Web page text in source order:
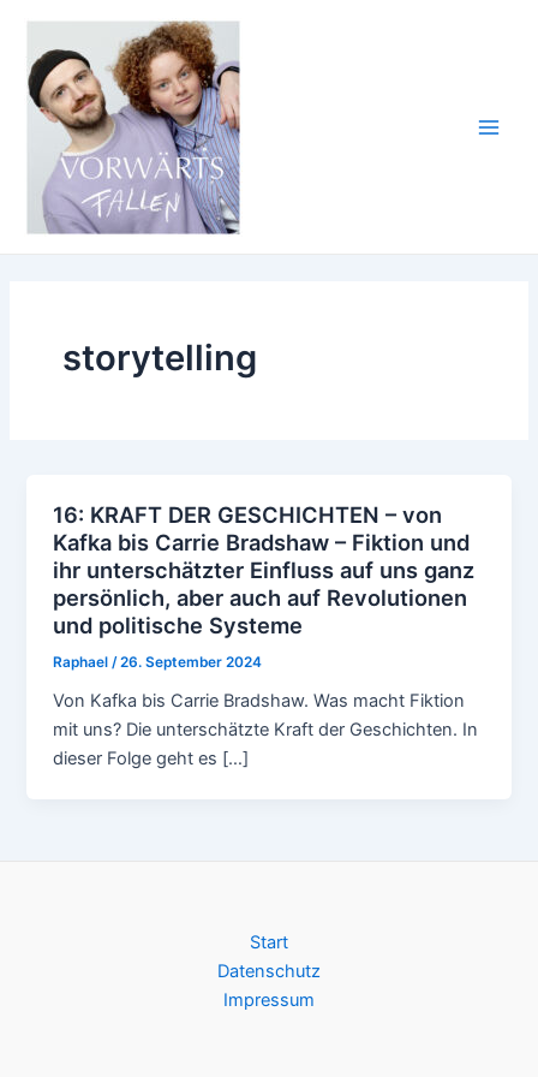
springen
storytelling
16: KRAFT DER GESCHICHTEN – von
Kafka bis Carrie Bradshaw – Fiktion und
ihr unterschätzter Einfluss auf uns ganz
persönlich, aber auch auf Revolutionen
und politische Systeme
Raphael /26. September 2024
Von Kafka bis Carrie Bradshaw. Was macht Fiktion
mit uns? Die unterschätzte Kraft der Geschichten. In
dieser Folge geht es […]
Start
Datenschutz
Impressum